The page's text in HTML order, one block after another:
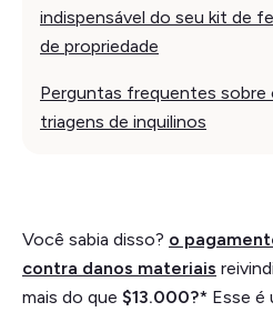
indispensável do seu kit de
de propriedade
Perguntas frequentes sobre
triagens de inquilinos
Você sabia disso? o
contra danos materiais
mais do que $13.000?* Esse é